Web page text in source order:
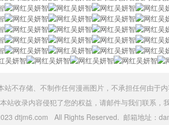
不存储、不制作任何漫画图片，不承担任何由于
站收录内容侵犯了您的权益，请邮件与我们联系，
dtjm6.com All Rights Reserved. 邮箱地址：